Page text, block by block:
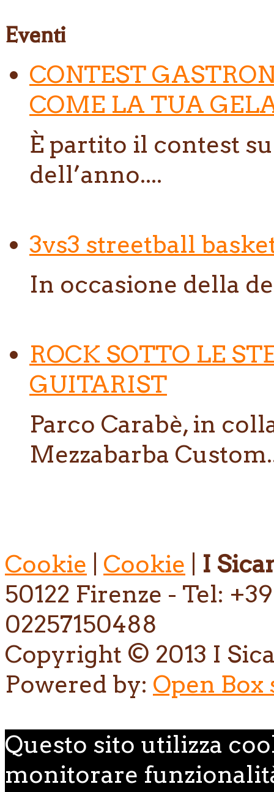
Eventi
CONTEST
COME LA TUA
È partito il contest
dell’anno....
3vs3 streetball
In occasione della
ROCK SOTTO LE
GUITARIST
Parco Carabè, in
Mezzabarba
Cookie Cookie
I
50122 Firenze - Tel:
02257150488
Copyright © 2013 I
Powered by: Open Box
Questo sito utilizza
monitorare